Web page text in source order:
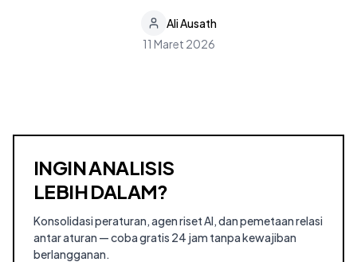
Ali Ausath
11 Maret 2026
INGIN ANALISIS
LEBIH DALAM?
Konsolidasi peraturan, agen riset AI, dan pemetaan relasi
antar aturan — coba gratis 24 jam tanpa kewajiban
berlangganan.